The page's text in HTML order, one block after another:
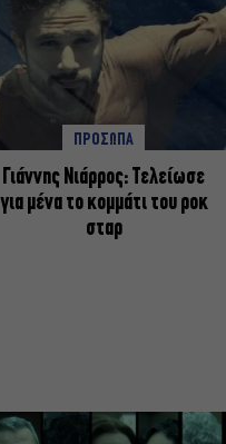
ΠΡΟΣΩΠΑ
Γιάννης Νιάρρος: Τελείωσε
για μένα το κομμάτι του ροκ
σταρ